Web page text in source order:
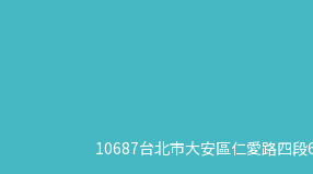
10687台北市大安區仁愛路四